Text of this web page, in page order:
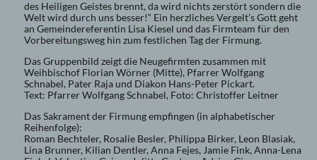
des Heiligen Geistes brennt, da wird nichts zerstört sondern die
Welt wird durch uns besser!“ Ein herzliches Vergelt’s Gott geht
an Gemeindereferentin Lisa Kiesel und das Firmteam für den
Vorbereitungsweg hin zum festlichen Tag der Firmung.
Das Gruppenbild zeigt die Neugefirmten zusammen mit
Weihbischof Florian Wörner (Mitte), Pfarrer Wolfgang
Schnabel, Pater Raja und Diakon Hans-Peter Pickart.
Text: Pfarrer Wolfgang Schnabel, Foto: Christoffer Leitner
Das Sakrament der Firmung empfingen (in alphabetischer
Reihenfolge):
Roman Bechteler, Rosalie Besler, Philippa Birker, Leon Blasiak,
Lina Brunner, Kilian Dentler, Anna Fejes, Jamie Fink, Anna-Lena